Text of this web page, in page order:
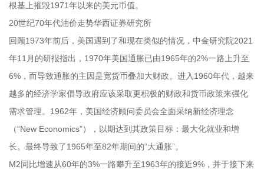
根基上摧毁1971年以来的美元币值。
20世纪70年代油价走势华西证券研究所
回顾1973年前后，美国遇到了和现在类似的情况，中金研究院2021
年11月的研报指出，1970年美国通胀已由1965年的2%一路上升至
6%，而导致通胀的主因是宽货币叠加大财政。进入1960年代，越来
越多的经济学家倡导政府应该采取更积极的财政和货币政策来强化
需求管理。1962年，美国经济顾问委员会全面采纳新经济理念
（“New Economics”），以期达到其政策目标：最大化就业和增
长。最终导致了1965年至82年期间的“大通胀”。
M2同比增速从60年的3%一路攀升至1963年的接近9%，并于接下来